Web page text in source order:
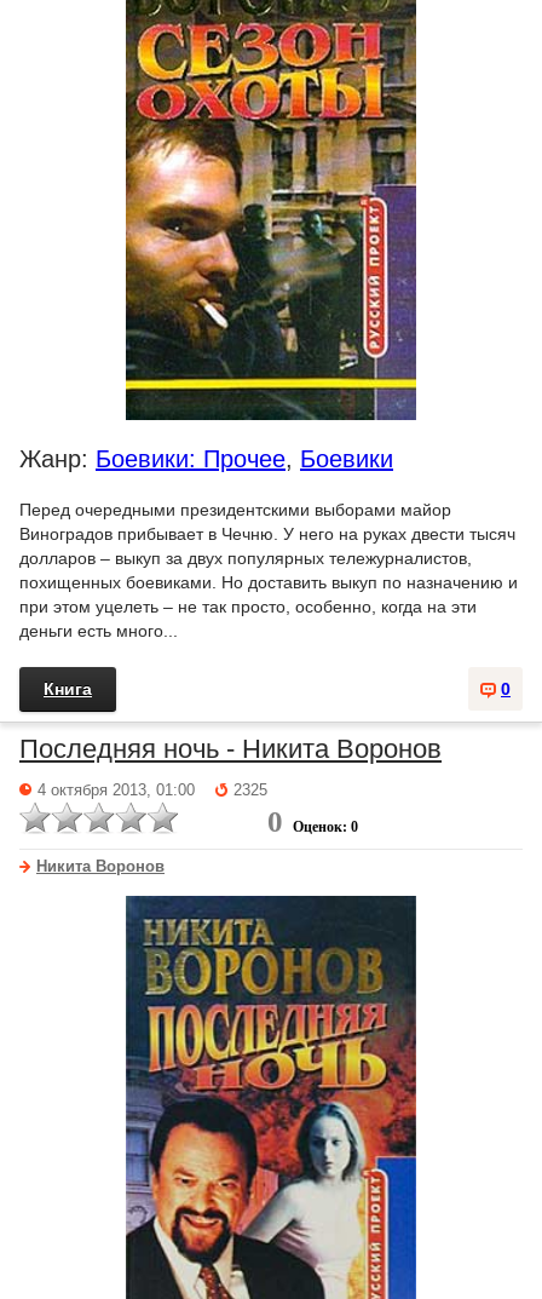
Жанр: Боевики: Прочее, Боевики
Перед очередными президентскими выборами майор
Виноградов прибывает в Чечню. У него на руках двести тысяч
долларов – выкуп за двух популярных тележурналистов,
похищенных боевиками. Но доставить выкуп по назначению и
при этом уцелеть – не так просто, особенно, когда на эти
деньги есть много...
0
Книга
Последняя ночь - Никита Воронов
4 октября 2013, 01:00 2325
0 Оценок: 0
Никита Воронов